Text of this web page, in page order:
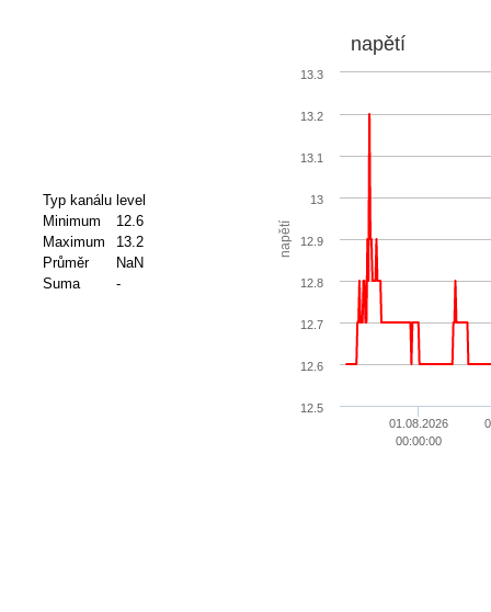
Typ kanálu level
Minimum
12.6
Maximum
13.2
Průměr
NaN
Suma
-
napětí
napětí
01.08.2026
00:00:00
12.5
12.6
12.7
12.8
12.9
13
13.1
13.2
13.3